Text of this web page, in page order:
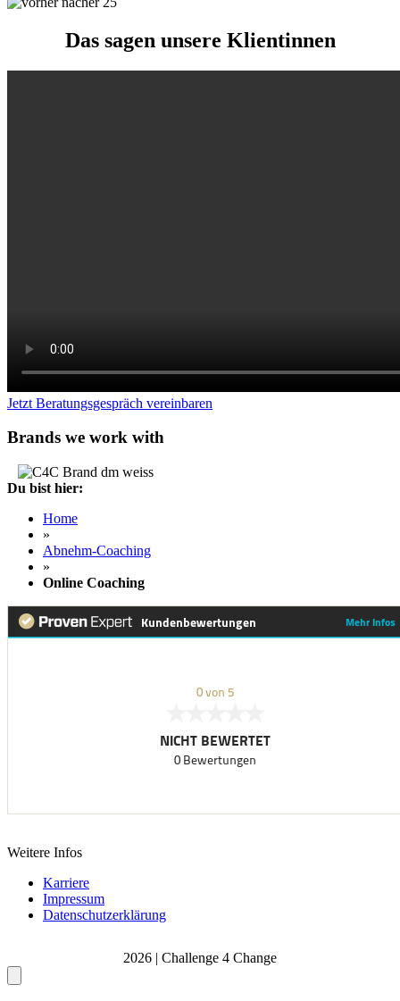
Das sagen unsere Klientinnen
Jetzt Beratungsgespräch vereinbaren
Brands we work with
Du bist hier:
Home
»
Abnehm-Coaching
»
Online Coaching
Weitere Infos
Karriere
Impressum
Datenschutzerklärung
2026 | Challenge 4 Change